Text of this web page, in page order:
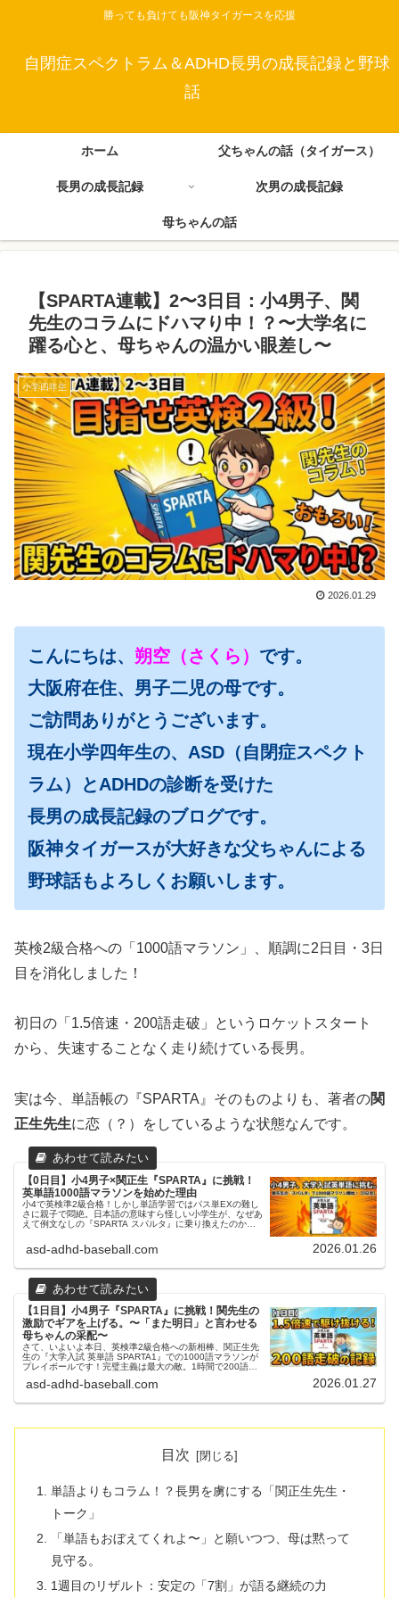
勝っても負けても阪神タイガースを応援
自閉症スペクトラム＆ADHD長男の成長記録と野球
話
ホーム 父ちゃんの話（タイガース）
長男の成長記録 次男の成長記録
母ちゃんの話
【SPARTA連載】2〜3日目：小4男子、関
先生のコラムにドハマり中！？〜大学名に
躍る心と、母ちゃんの温かい眼差し〜
小学四年生
2026.01.29
こんにちは、 朔空（さくら） です。
大阪府在住、男子二児の母です。
ご訪問ありがとうございます。
現在小学四年生の、ASD（自閉症スペクト
ラム）とADHDの診断を受けた
長男の成長記録のブログです。
阪神タイガースが大好きな父ちゃんによる
野球話もよろしくお願いします。
英検2級合格への「1000語マラソン」、順調に2日目・3日
目を消化しました！
初日の「1.5倍速・200語走破」というロケットスタート
から、失速することなく走り続けている長男。
実は今、単語帳の『SPARTA』そのものよりも、著者の関
正生先生に恋（？）をしているような状態なんです。
【0日目】小4男子×関正生『SPARTA』に挑戦！
英単語1000語マラソンを始めた理由
小4で英検準2級合格！しかし単語学習ではパス単EXの難し
さに親子で悶絶。日本語の意味すら怪しい小学生が、なぜあ
えて例文なしの『SPARTA スパルタ』に乗り換えたのか？
asd-adhd-baseball.com 2026.01.26
【1日目】小4男子『SPARTA』に挑戦！関先生の
激励でギアを上げる。〜「また明日」と言わせる
母ちゃんの采配〜
さて、いよいよ本日、英検準2級合格への新相棒、関正生先
生の『大学入試 英単語 SPARTA1』での1000語マラソンが
プレイボールです！完璧主義は最大の敵。1時間で200語を
が自分に課し...
asd-adhd-baseball.com 2026.01.27
目次
単語よりもコラム！？長男を虜にする「関正生先生・
トーク」
「単語もおぼえてくれよ〜」と願いつつ、母は黙って
見守る。
1週目のリザルト：安定の「7割」が語る継続の力